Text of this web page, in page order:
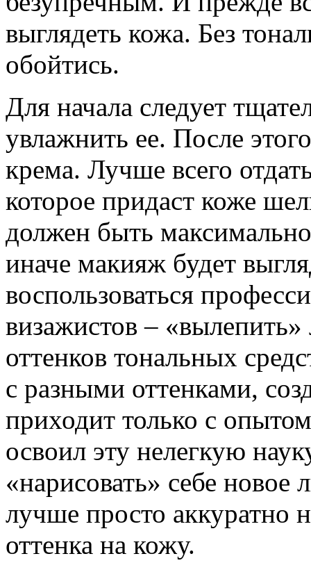
выглядеть кожа. Без
обойтись.
Для начала следует
увлажнить ее. После
крема. Лучше всего
которое придаст коже
должен быть
иначе макияж будет
воспользоваться
визажистов –
оттенков тональных
с разными оттенками,
приходит только с
освоил эту нелегкую
«нарисовать» себе новое
лучше просто аккуратно
оттенка на кожу.